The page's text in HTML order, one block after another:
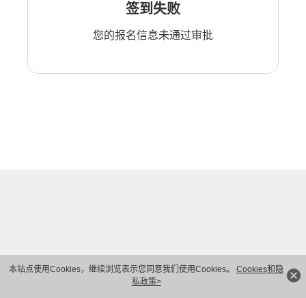
本站点使用Cookies，继续浏览表示您同意我们使用Cookies。 Cookies和隐
私政策>
签到失败
您的报名信息未通过审批